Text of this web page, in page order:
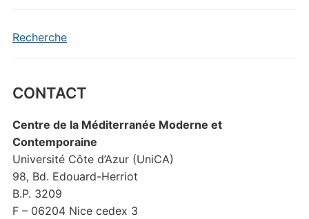
Recherche
CONTACT
Centre de la Méditerranée Moderne et
Contemporaine
Université Côte d’Azur (UniCA)
98, Bd. Edouard-Herriot
B.P. 3209
F – 06204 Nice cedex 3